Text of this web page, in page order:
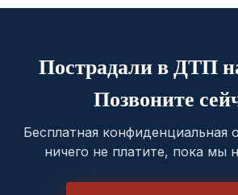
Пострадали в ДТП
Позвоните
Бесплатная конфиденциальная
ничего не платите, пока мы